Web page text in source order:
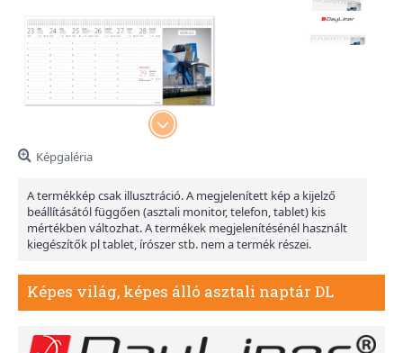
Képgaléria
A termékkép csak illusztráció. A megjelenített kép a kijelző
beállításától függően (asztali monitor, telefon, tablet) kis
mértékben változhat. A termékek megjelenítésénél használt
kiegészítők pl tablet, írószer stb. nem a termék részei.
Képes világ, képes álló asztali naptár DL